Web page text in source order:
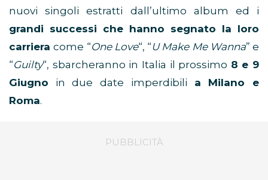
nuovi singoli estratti dall’ultimo album ed i
grandi successi che hanno segnato la loro
carrieracome “One Love“, “U Make Me Wanna” e
“Guilty“, sbarcheranno in Italia il prossimo 8 e 9
Giugno in due date imperdibili a Milano e
Roma.